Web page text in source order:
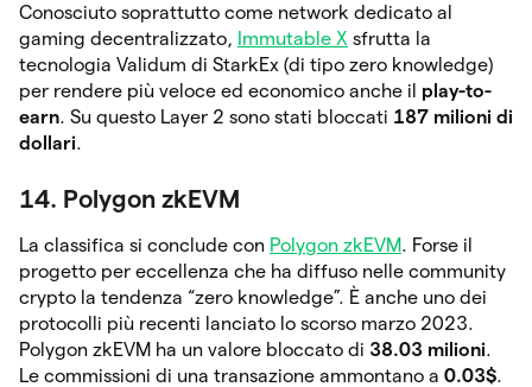
Conosciuto soprattutto come network dedicato al
gaming decentralizzato, Immutable X sfrutta la
tecnologia Validum di StarkEx (di tipo zero knowledge)
per rendere più veloce ed economico anche il play-to-
earn. Su questo Layer 2 sono stati bloccati 187 milioni di
dollari.
14. Polygon zkEVM
La classifica si conclude con Polygon zkEVM. Forse il
progetto per eccellenza che ha diffuso nelle community
crypto la tendenza “zero knowledge”. È anche uno dei
protocolli più recenti lanciato lo scorso marzo 2023.
Polygon zkEVM ha un valore bloccato di 38.03 milioni.
Le commissioni di una transazione ammontano a 0.03$.